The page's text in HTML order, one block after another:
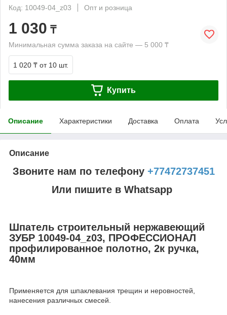
Код: 10049-04_z03
Опт и розница
1 030 ₸
Минимальная сумма заказа на сайте — 5 000 ₸
1 020 ₸ от 10 шт.
Купить
Описание Характеристики Доставка Оплата
Описание
Звоните нам по телефону +77472737451
Или пишите в Whatsapp
Шпатель строительный нержавеющий
ЗУБР 10049-04_z03, ПРОФЕССИОНАЛ
профилированное полотно, 2к ручка,
40мм
Применяется для шпаклевания трещин и неровностей,
нанесения различных смесей.